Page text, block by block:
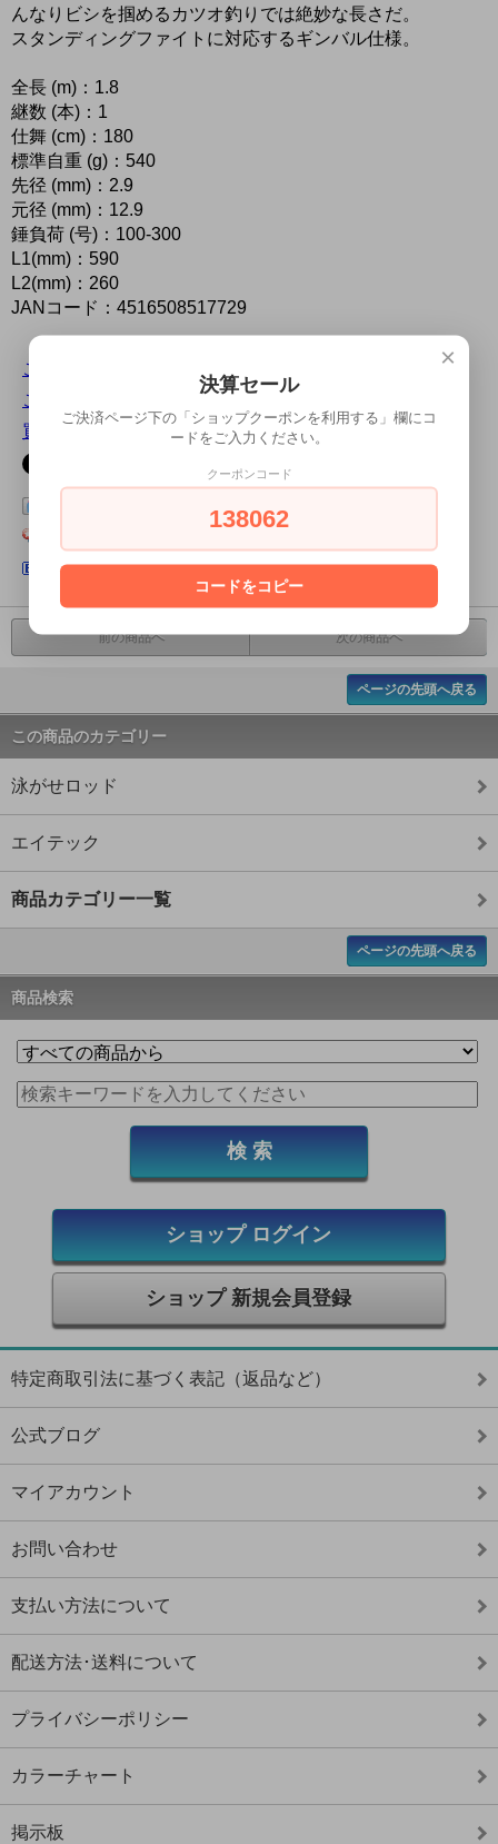
んなりビシを掴めるカツオ釣りでは絶妙な長さだ。
スタンディングファイトに対応するギンバル仕様。
全長 (m)：1.8
継数 (本)：1
仕舞 (cm)：180
標準自重 (g)：540
先径 (mm)：2.9
元径 (mm)：12.9
錘負荷 (号)：100-300
L1(mm)：590
L2(mm)：260
JANコード：4516508517729
この商品について問い合わせる
この商品を友達に教える
買い物を続ける
はてなブックマークに登録する
前の商品へ 次の商品へ
ページの先頭へ戻る
この商品のカテゴリー
泳がせロッド
エイテック
商品カテゴリー一覧
ページの先頭へ戻る
商品検索
ショップ ログイン
ショップ 新規会員登録
特定商取引法に基づく表記（返品など）
公式ブログ
マイアカウント
お問い合わせ
支払い方法について
配送方法･送料について
プライバシーポリシー
カラーチャート
掲示板
×
決算セール
ご決済ページ下の「ショップクーポンを利用する」欄にコ
ードをご入力ください。
クーポンコード
138062
コードをコピー